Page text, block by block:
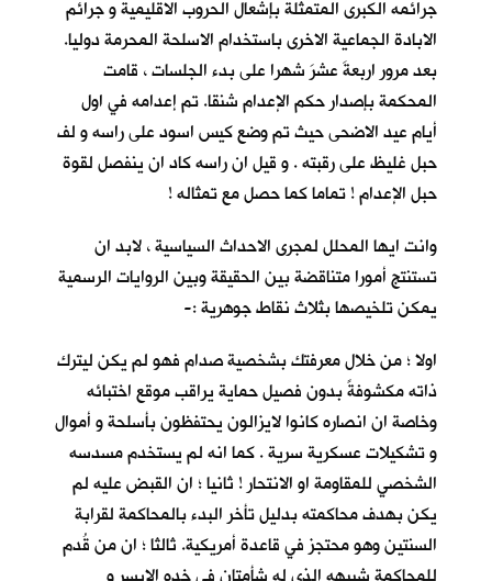
جرائمه الكبرى المتمثلة بإشعال الحروب الاقليمية و جرائم
الابادة الجماعية الاخرى باستخدام الاسلحة المحرمة دوليا.
بعد مرور اربعةَ عشرَ شهرا على بدء الجلسات ، قامت
المحكمة بإصدار حكم الإعدام شنقا. تم إعدامه في اول
أيام عيد الاضحى حيث تم وضع كيس اسود على راسه و لف
حبل غليظ على رقبته . و قيل ان راسه كاد ان ينفصل لقوة
حبل الإعدام ! تماما كما حصل مع تمثاله !
وانت ايها المحلل لمجرى الاحداث السياسية ، لابد ان
تستنتج أمورا متناقضة بين الحقيقة وبين الروايات الرسمية
يمكن تلخيصها بثلاث نقاط جوهرية :-
اولا ؛ من خلال معرفتك بشخصية صدام فهو لم يكن ليترك
ذاته مكشوفةً بدون فصيل حماية يراقب موقع اختبائه
وخاصة ان انصاره كانوا لايزالون يحتفظون بأسلحة و أموال
و تشكيلات عسكرية سرية . كما انه لم يستخدم مسدسه
الشخصي للمقاومة او الانتحار ! ثانيا ؛ ان القبض عليه لم
يكن بهدف محاكمته بدليل تأخر البدء بالمحاكمة لقرابة
السنتين وهو محتجز في قاعدة أمريكية. ثالثا ؛ ان من قُدم